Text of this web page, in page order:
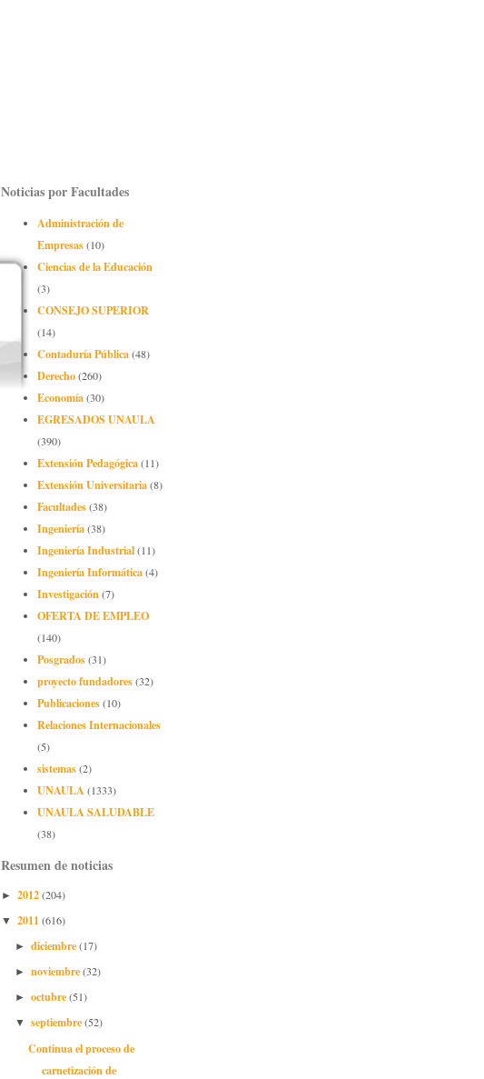
Noticias por Facultades
Administración de
Empresas(10)
Ciencias de la Educación
(3)
CONSEJO SUPERIOR
(14)
Contaduría Pública(48)
Derecho(260)
Economía(30)
EGRESADOS UNAULA
(390)
Extensión Pedagógica(11)
Extensión Universitaria(8)
Facultades(38)
Ingeniería(38)
Ingeniería Industrial(11)
Ingeniería Informática(4)
Investigación(7)
OFERTA DE EMPLEO
(140)
Posgrados(31)
proyecto fundadores(32)
Publicaciones(10)
Relaciones Internacionales
(5)
sistemas(2)
UNAULA(1333)
UNAULA SALUDABLE
(38)
Resumen de noticias
► 2012(204)
▼ 2011(616)
► diciembre(17)
► noviembre(32)
► octubre(51)
▼ septiembre(52)
Continua el proceso de
carnetización de